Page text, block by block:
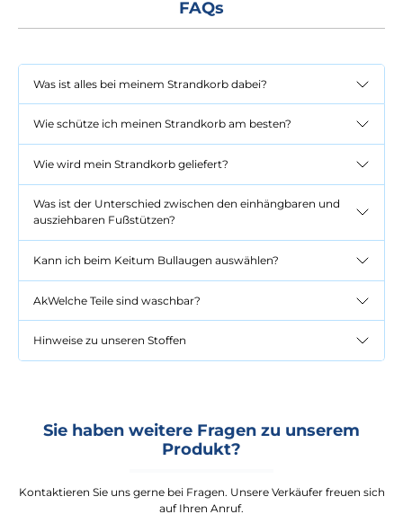
FAQs
Was ist alles bei meinem Strandkorb dabei?
Wie schütze ich meinen Strandkorb am besten?
Wie wird mein Strandkorb geliefert?
Was ist der Unterschied zwischen den einhängbaren und
ausziehbaren Fußstützen?
Kann ich beim Keitum Bullaugen auswählen?
AkWelche Teile sind waschbar?
Hinweise zu unseren Stoffen
Sie haben weitere Fragen zu unserem
Produkt?
Kontaktieren Sie uns gerne bei Fragen. Unsere Verkäufer freuen sich
auf Ihren Anruf.